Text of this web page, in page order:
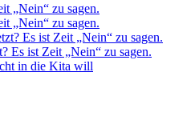
„Nein“ zu sagen.
„Nein“ zu sagen.
Es ist Zeit „Nein“ zu sagen.
Es ist Zeit „Nein“ zu sagen.
in die Kita will